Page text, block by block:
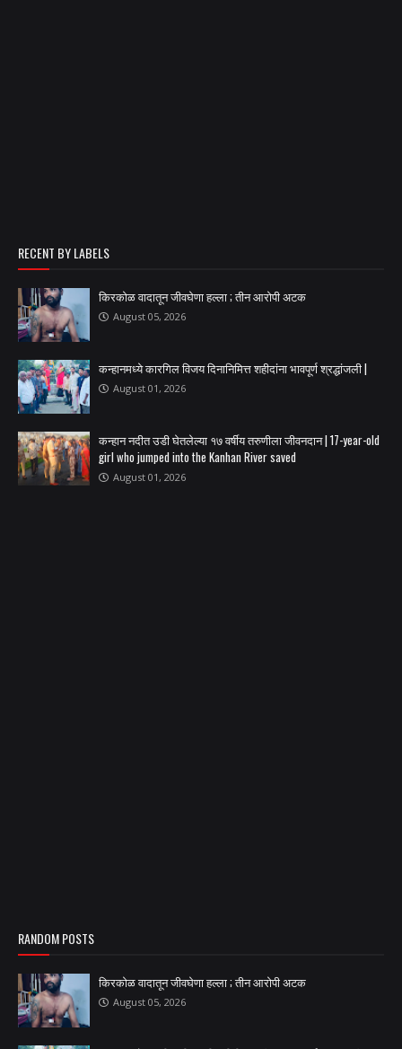
RECENT BY LABELS
किरकोळ वादातून जीवघेणा हल्ला ; तीन आरोपी अटक
August 05, 2026
कन्हानमध्ये कारगिल विजय दिनानिमित्त शहीदांना भावपूर्ण श्रद्धांजली |
August 01, 2026
कन्हान नदीत उडी घेतलेल्या १७ वर्षीय तरुणीला जीवनदान | 17-year-old
girl who jumped into the Kanhan River saved
August 01, 2026
RANDOM POSTS
किरकोळ वादातून जीवघेणा हल्ला ; तीन आरोपी अटक
August 05, 2026